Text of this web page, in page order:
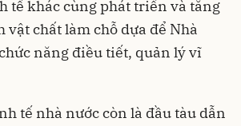
tế khác cùng phát triển và tăng
vật chất làm chỗ dựa để Nhà
năng điều tiết, quản lý vĩ
tế nhà nước còn là đầu tàu dẫn